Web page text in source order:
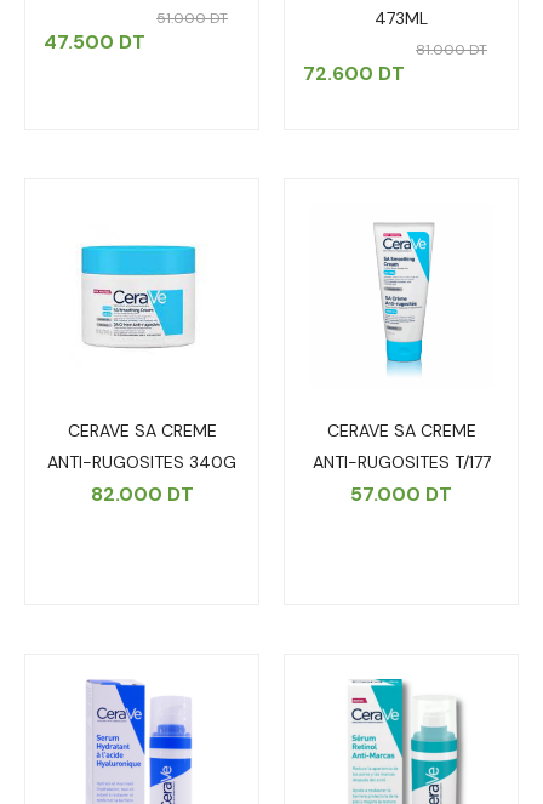
51.000DT
47.500 DT
473ML
81.000DT
72.600 DT
CERAVE SA CREME
ANTI-RUGOSITES 340G
82.000 DT
CERAVE SA CREME
ANTI-RUGOSITES T/177
57.000 DT